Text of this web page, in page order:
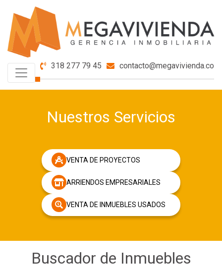
318 277 79 45 contacto@megavivienda.co
Nuestros Servicios
VENTA DE PROYECTOS
ARRIENDOS EMPRESARIALES
VENTA DE INMUEBLES USADOS
Buscador de Inmuebles